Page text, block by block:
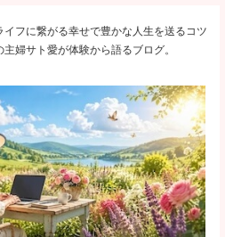
フに繋がる幸せで豊かな人生を送るコツ
婦サト愛が体験から語るブログ。